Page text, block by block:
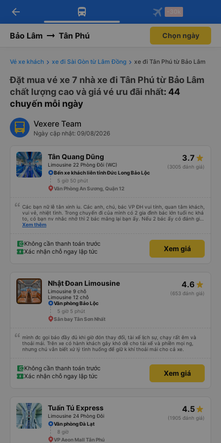
Tải app Vexere ngay!
Nhận ưu đãi thành viên độc
Mở app
Tải app Vexere
-30k/ghế khi đặt vé máy bay qua
Mở app
arrow_back -30k
Bảo Lâm Tân Phú Chọn ngày
Vé xe khách xe đi Sài Gòn từ Lâm Đồng xe đi Tân Phú từ Bảo Lâm
Đặt mua vé xe 7 nhà xe đi Tân Phú từ Bảo Lâm
chất lượng cao và giá vé ưu đãi nhất: 44
chuyến mỗi ngày
Vexere Team
Ngày cập nhật: 09/08/2026
Tân Quang Dũng
Limousine 22 Phòng Đôi (WC)
3.7
(3005 đánh giá)
Bến xe khách liên tỉnh Đức Long Bảo Lộc
5 giờ 50 phút
Văn Phòng An Sương, Quận 12
Các bạn nữ lễ tân xinh iu. Các anh, chú, bác VP ĐH vui tính, quan tâm khách,
vui vẻ, nhiệt tình. Trong chuyến đi của mình có 2 gia đình bác lớn tuổi nc khá
to, có bạn nv nhắc nhở thì 2 bác mắng lại bạn ấy. Nếu 2 bác ấy có đánh giá
xấu thì mình ngược lại nha. Bạn ấy nhắc nhở rất đúng. 2 bác nói rất to. To
bạn ấy nha. Nếu bạn ấy bị trừ thì bảo bạn ấy liên hệ sđt của mình, mình hỗ
trợ ạ. Số mình đuôi 666, chuyến ĐH-NT ngày 16/1. À các bạn nữ lễ tân xinh
iu còn đổi cho mình phòng đơn sang đôi xong còn note là (một mình) yêu
Xem thêm
Không cần thanh toán trước
Xác nhận chỗ ngay lập tức
Xem giá
Nhật Đoan Limousine
Limousine 9 chỗ
Limousine 12 chỗ
4.6
(653 đánh giá)
Văn phòng Bảo Lộc
5 giờ 5 phút
Sân bay Tân Sơn Nhất
mình đc gọi báo đầy đủ khi giờ đón thay đổi, tài xế lịch sự, chạy rất êm và
thoải mái. Trên xe có hành khách gây khó dễ cho tài xế và phiền mọi ng,
nhưng chú vẫn biết xử lý tình huống để giữ k khí thoải mái cho cả xe.
Không cần thanh toán trước
Xác nhận chỗ ngay lập tức
Xem giá
Tuấn Tú Express
Limousine 24 Phòng Đôi
4.5
(1905 đánh giá)
Văn phòng Đà Lạt
8 giờ
VP Aeon Mall Tân Phú